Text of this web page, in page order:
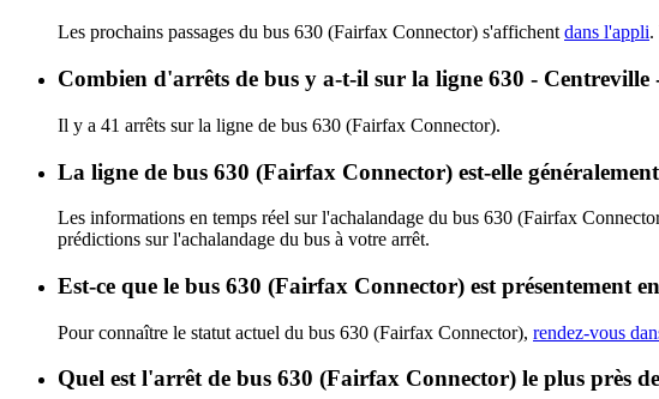
Les prochains passages du bus 630 (Fairfax Connector) s'affichent dans l'appli.
Combien d'arrêts de bus y a-t-il sur la ligne 630 -
Il y a 41 arrêts sur la ligne de bus 630 (Fairfax Connector).
La ligne de bus 630 (Fairfax Connector) est-elle
Les informations en temps réel sur l'achalandage du bus 630 (Fairfax
prédictions sur l'achalandage du bus à votre arrêt.
Est-ce que le bus 630 (Fairfax Connector) est présentement
Pour connaître le statut actuel du bus 630 (Fairfax Connector), rendez-vous
Quel est l'arrêt de bus 630 (Fairfax Connector) le plus près